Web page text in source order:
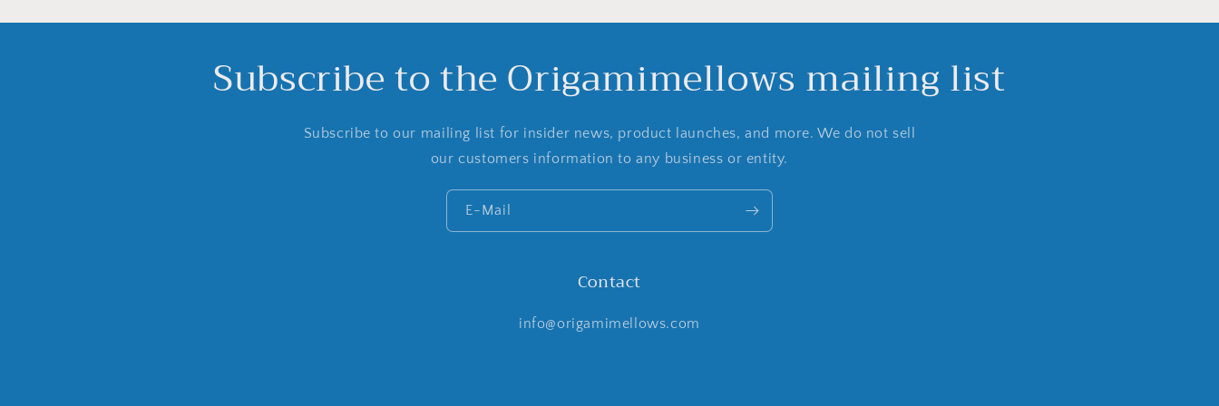
Subscribe to the Origamimellows mailing list
Subscribe to our mailing list for insider news, product launches, and more. We do not sell
our customers information to any business or entity.
E-Mail
Contact
info@origamimellows.com